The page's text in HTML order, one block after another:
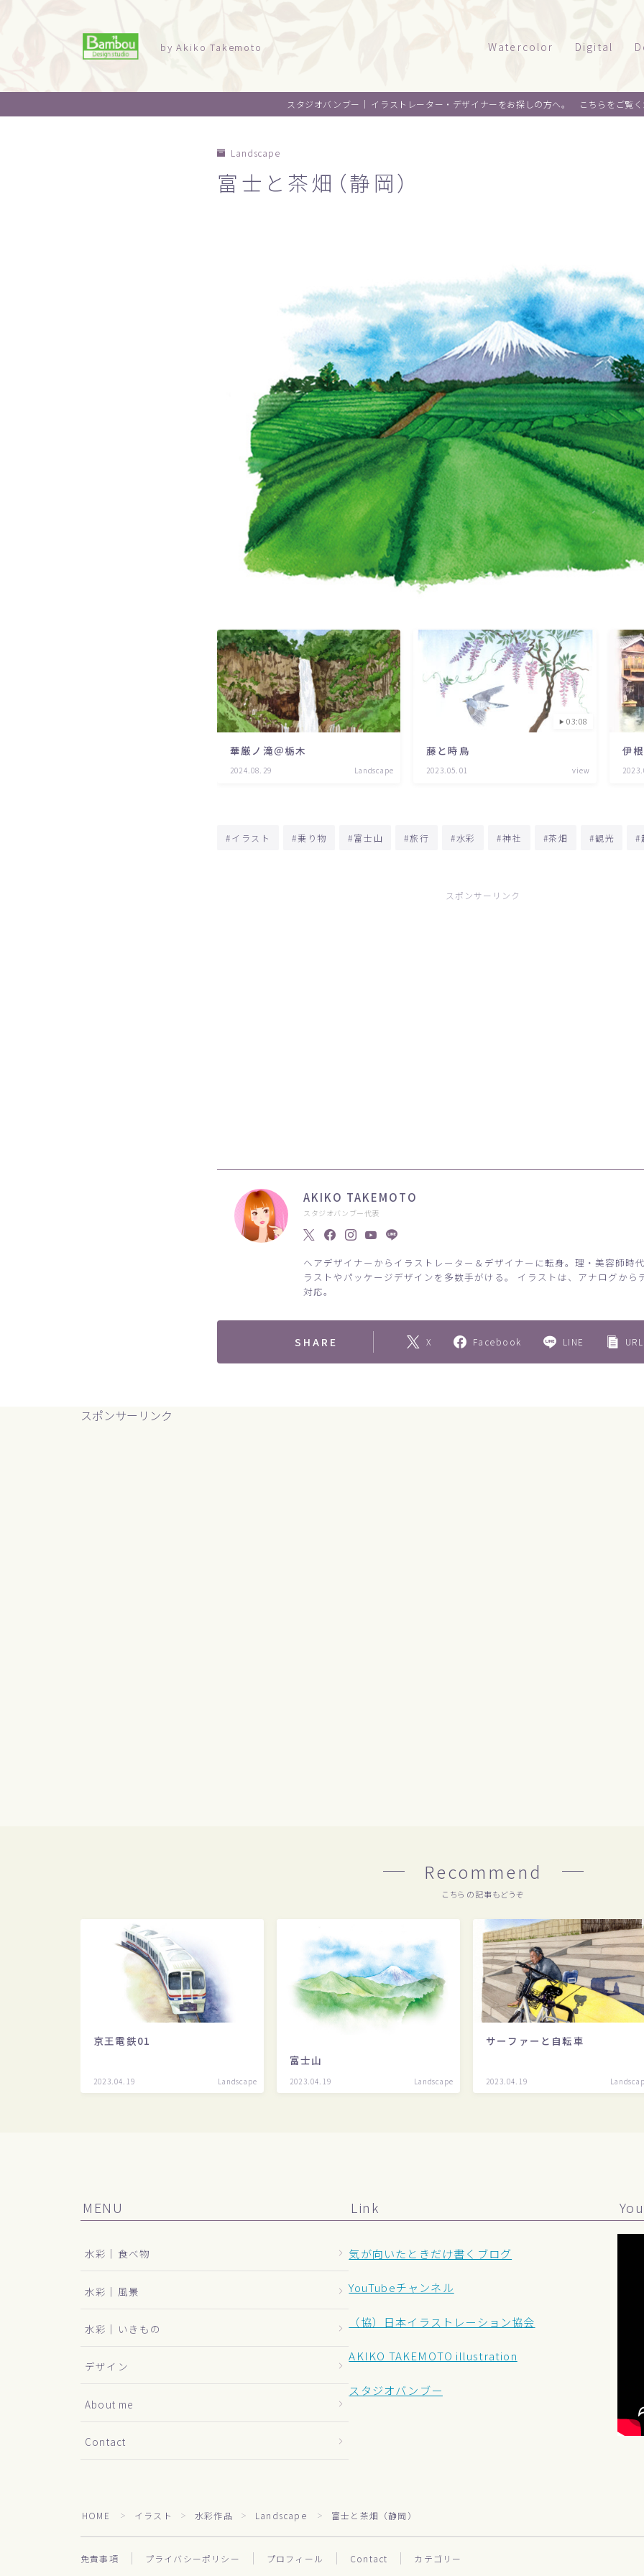
by Akiko Takemoto Watercolor
建物
麺類
スイーツ
野菜・くだもの
いきもの
動物
植物
人物
女性
キッズ・ファミリー
男性
Digital
テクニカルイラ
水彩｜風景
About me
Contact
スタジオバンブー｜ イラストレーター・デザイナーをお探しの方へ。 こちらをご覧
Landscape
富士と茶畑（静岡）
華厳ノ滝＠栃木
2024.08.29 Landscape
03:08
藤と時鳥
2023.05.01 view
伊
#イラスト #乗り物 #富士山 #旅行 #水彩 #神社 #茶畑 #観光 #
スポンサーリンク
AKIKO TAKEMOTO
スタジオバンブー代表
ヘアデザイナーからイラストレーター＆デザイナーに転身。理・美容師時
ラストやパッケージデザインを多数手がける。 イラストは、アナログから
対応。
SHARE X Facebook LINE
スポンサーリンク
Recommend
こちらの記事もどうぞ
京王電鉄01
2023.04.19 Landscape
富士山
2023.04.19 Landscape
サーファーと自転車
2023.04.19
MENU
水彩｜食べ物
水彩｜風景
水彩｜いきもの
デザイン
About me
Contact
Link
気が向いたときだけ書くブログ
YouTubeチャンネル
（協）日本イラストレーション協会
AKIKO TAKEMOTO illustration
スタジオバンブー
HOME ＞ イラスト ＞ 水彩作品 ＞ Landscape ＞ 富士と茶畑（静岡）
免責事項 プライバシーポリシー プロフィール Contact カテゴリー